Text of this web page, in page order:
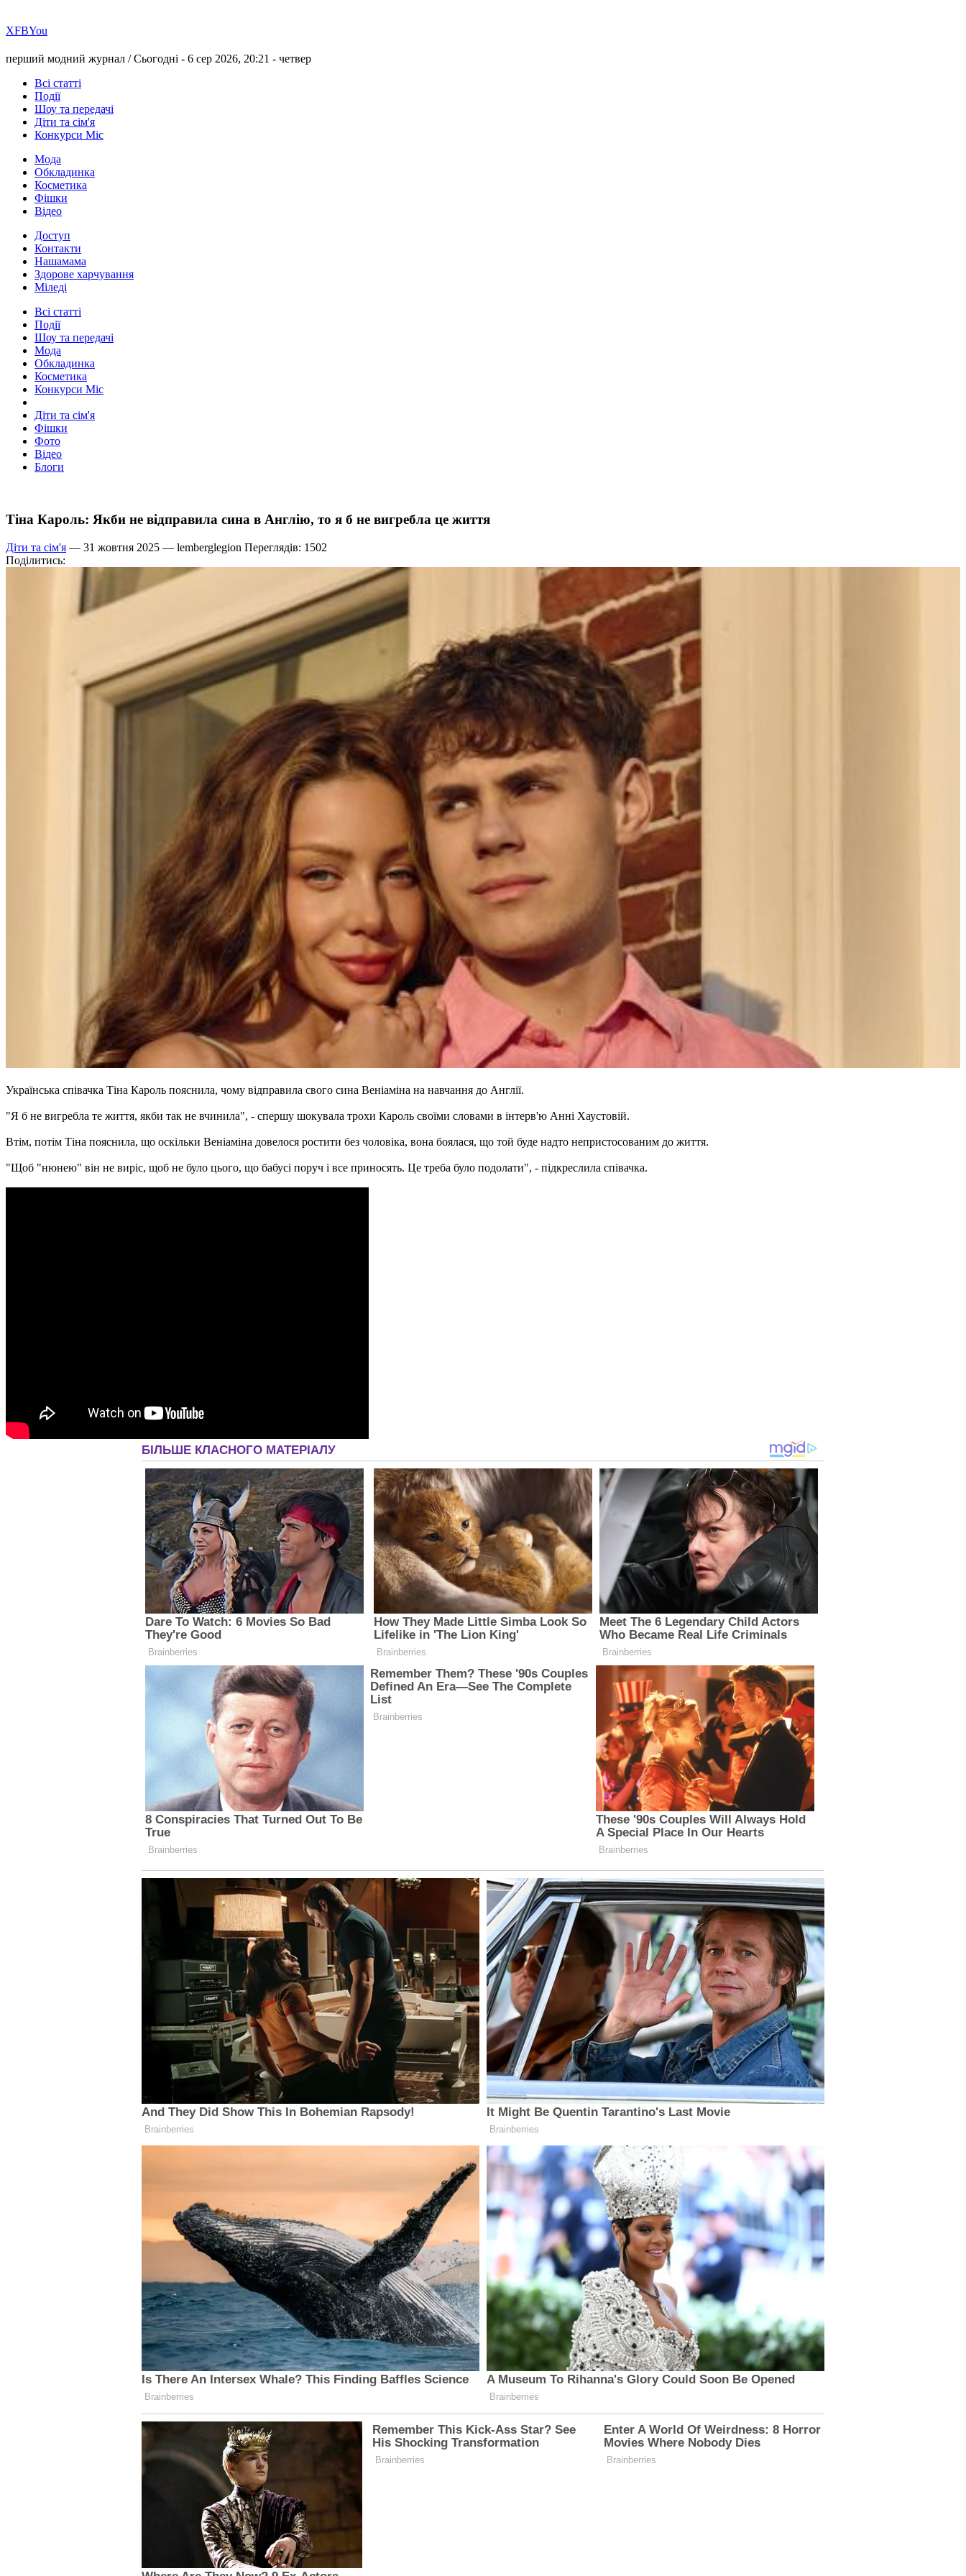
ХFBYou
перший модний журнал /Сьогодні - 6 сер 2026, 20:21 - четвер
Всі статті
Події
Шоу та передачі
Діти та сім'я
Конкурси Міс
Мода
Обкладинка
Косметика
Фішки
Відео
Доступ
Контакти
Нашамама
Здорове харчування
Міледі
Всі статті
Події
Шоу та передачі
Мода
Обкладинка
Косметика
Конкурси Міс
Діти та сім'я
Фішки
Фото
Відео
Блоги
Тіна Кароль: Якби не відправила сина в Англію, то я б не вигребла це життя
Діти та сім'я — 31 жовтня 2025 — lemberglegion Переглядів: 1502
Поділитись:
Українська співачка Тіна Кароль пояснила, чому відправила свого сина Веніаміна на навчання до Англії.
"Я б не вигребла те життя, якби так не вчинила", - спершу шокувала трохи Кароль своїми словами в інтерв'ю Анні Хаустовій.
Втім, потім Тіна пояснила, що оскільки Веніаміна довелося ростити без чоловіка, вона боялася, що той буде надто непристосованим до життя.
"Щоб "нюнею" він не виріс, щоб не було цього, що бабусі поруч і все приносять. Це треба було подолати", - підкреслила співачка.